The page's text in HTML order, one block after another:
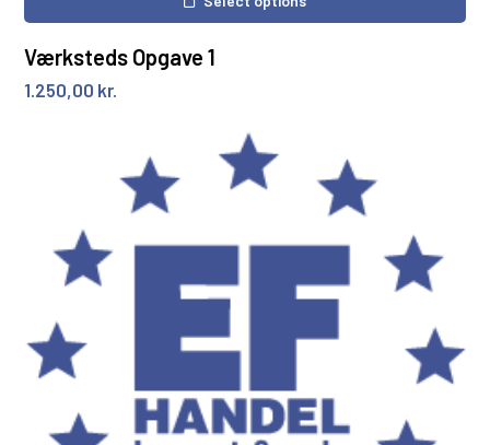
Værksteds Opgave 1
1.250,00 kr.